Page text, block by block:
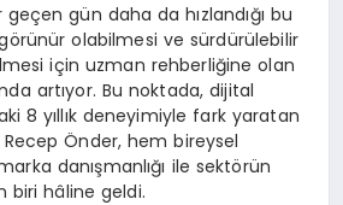
gün daha da hızlandığı bu
olabilmesi ve sürdürülebilir
için uzman rehberliğine olan
artıyor. Bu noktada, dijital
8 yıllık deneyimiyle fark yaratan
Önder, hem bireysel
danışmanlığı ile sektörün
biri hâline geldi.